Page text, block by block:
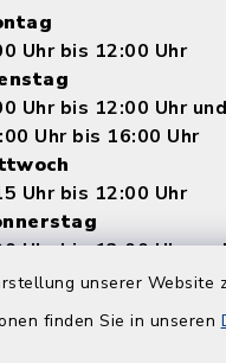
unserer
finden Sie in unseren
Uhr bis 12:00 Uhr
Uhr bis 12:00 Uhr und
Uhr bis 16:00 Uhr
Uhr bis 12:00 Uhr
Uhr bis 12:00 Uhr
bis 18:00 Uhr